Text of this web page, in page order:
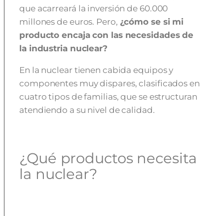
que acarreará la inversión de 60.000
millones de euros. Pero, ¿cómo se si mi
producto encaja con las necesidades de
la industria nuclear?
En la nuclear tienen cabida equipos y
componentes muy dispares, clasificados en
cuatro tipos de familias, que se estructuran
atendiendo a su nivel de calidad.
¿Qué productos necesita
la nuclear?